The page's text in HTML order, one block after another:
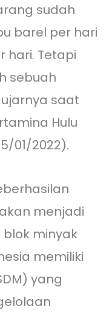
sudah
barel per hari
hari. Tetapi
sebuah
saat
Hulu
01/2022).
menjadi
minyak
memiliki
yang